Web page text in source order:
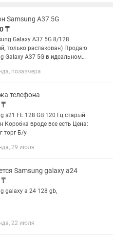
Samsung A37 5G
₸
Galaxy A37 5G 8/128
только распакован) Продаю
Galaxy A37 5G в идеальном
распакован, не
позавчера
телефона
₸
s21 FE 128 GB 120 Гц старый
Коробка вроде все есть Цена:
торг Б/у
29 июля
Samsung galaxy a24
₸
galaxy a 24 128 gb,
22 июля